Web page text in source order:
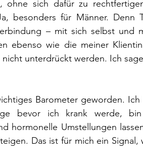
ohne sich dafür zu
besonders für Männer. Denn
– mit sich selbst und
ebenso wie die meiner
nicht unterdrückt werden. Ich
Barometer geworden.
bevor ich krank werde, bin
hormonelle Umstellungen
Das ist für mich ein